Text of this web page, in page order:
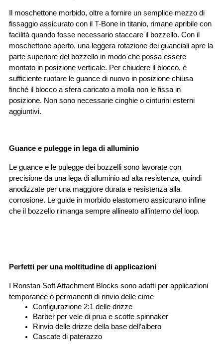
Il moschettone morbido, oltre a fornire un semplice mezzo di
fissaggio assicurato con il T-Bone in titanio, rimane apribile con
facilità quando fosse necessario staccare il bozzello. Con il
moschettone aperto, una leggera rotazione dei guanciali apre la
parte superiore del bozzello in modo che possa essere
montato in posizione verticale. Per chiudere il blocco, è
sufficiente ruotare le guance di nuovo in posizione chiusa
finché il blocco a sfera caricato a molla non le fissa in
posizione. Non sono necessarie cinghie o cinturini esterni
aggiuntivi.
Guance e pulegge in lega di alluminio
Le guance e le pulegge dei bozzelli sono lavorate con
precisione da una lega di alluminio ad alta resistenza, quindi
anodizzate per una maggiore durata e resistenza alla
corrosione. Le guide in morbido elastomero assicurano infine
che il bozzello rimanga sempre allineato all’interno del loop.
Perfetti per una moltitudine di applicazioni
I Ronstan Soft Attachment Blocks sono adatti per applicazioni
temporanee o permanenti di rinvio delle cime
Configurazione 2:1 delle drizze
Barber per vele di prua e scotte spinnaker
Rinvio delle drizze della base dell’albero
Cascate di paterazzo